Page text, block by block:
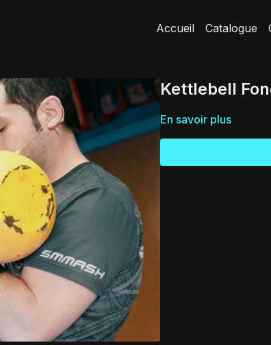
Accueil Catalogue
Kettlebell
En savoir plus